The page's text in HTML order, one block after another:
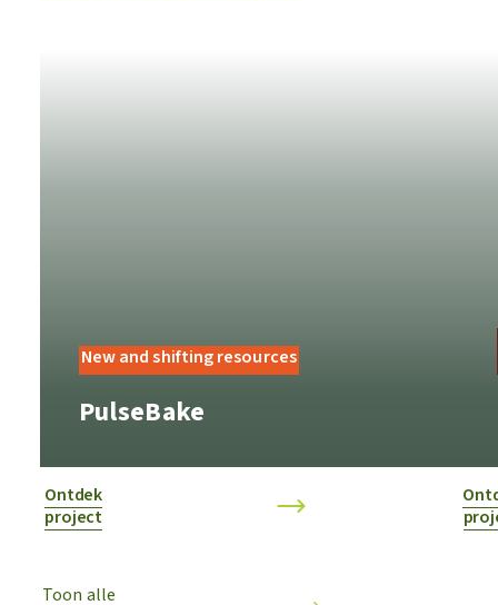
New and shifting resources
PulseBake
Ontdek
project
Toon alle